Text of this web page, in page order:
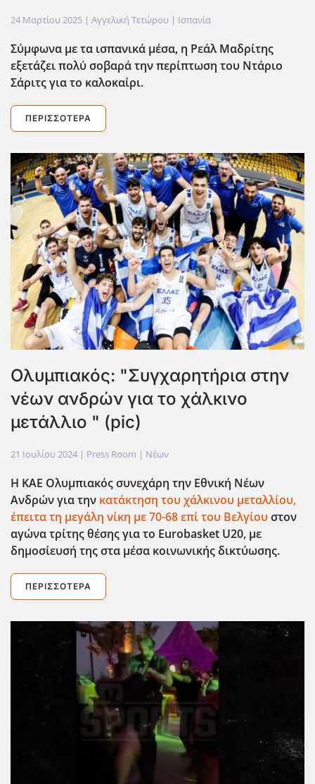
24 Μαρτίου 2025 | Αγγελική Τετώρου | Ισπανία
Σύμφωνα με τα ισπανικά μέσα, η Ρεάλ Μαδρίτης
εξετάζει πολύ σοβαρά την περίπτωση του Ντάριο
Σάριτς για το καλοκαίρι.
ΠΕΡΙΣΣΌΤΕΡΑ
Ολυμπιακός: "Συγχαρητήρια στην
νέων ανδρών για το χάλκινο
μετάλλιο " (pic)
21 Ιουλίου 2024 | Press Room | Νέων
Η ΚΑΕ Ολυμπιακός συνεχάρη την Εθνική Νέων
Ανδρών για την κατάκτηση του χάλκινου μεταλλίου,
έπειτα τη μεγάλη νίκη με 70-68 επί του Βελγίουστον
αγώνα τρίτης θέσης για το Eurobasket U20, με
δημοσίευσή της στα μέσα κοινωνικής δικτύωσης.
ΠΕΡΙΣΣΌΤΕΡΑ